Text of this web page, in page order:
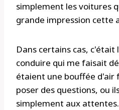
simplement les voitures
grande impression cette
Dans certains cas, c'était
conduire qui me faisait
étaient une bouffée d'air
poser des questions, ou
simplement aux